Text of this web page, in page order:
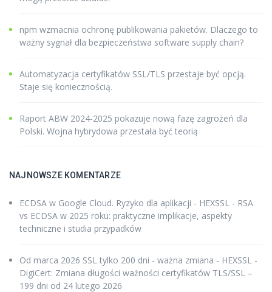
npm wzmacnia ochronę publikowania pakietów. Dlaczego to
ważny sygnał dla bezpieczeństwa software supply chain?
Automatyzacja certyfikatów SSL/TLS przestaje być opcją.
Staje się koniecznością.
Raport ABW 2024-2025 pokazuje nową fazę zagrożeń dla
Polski. Wojna hybrydowa przestała być teorią
NAJNOWSZE KOMENTARZE
ECDSA w Google Cloud. Ryzyko dla aplikacji - HEXSSL - RSA
vs ECDSA w 2025 roku: praktyczne implikacje, aspekty
techniczne i studia przypadków
Od marca 2026 SSL tylko 200 dni - ważna zmiana - HEXSSL -
DigiCert: Zmiana długości ważności certyfikatów TLS/SSL –
199 dni od 24 lutego 2026